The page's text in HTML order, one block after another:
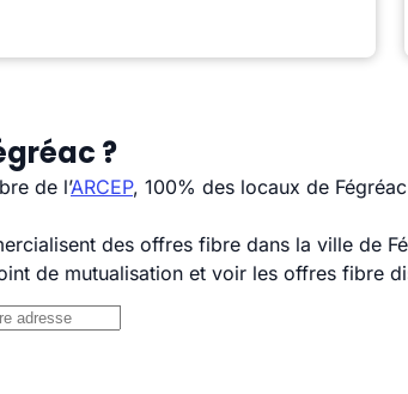
?
de l’ARCEP, 100% des locaux de
des offres fibre dans la ville de
de mutualisation et voir les offres fibre